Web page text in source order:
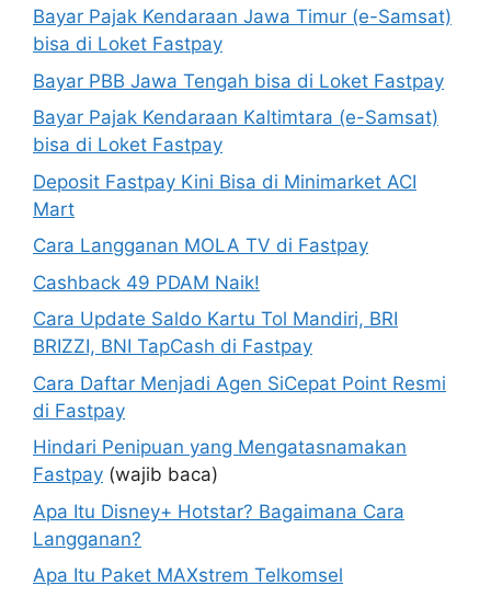
Bayar Pajak Kendaraan Jawa Timur (e-Samsat)
bisa di Loket Fastpay
Bayar PBB Jawa Tengah bisa di Loket Fastpay
Bayar Pajak Kendaraan Kaltimtara (e-Samsat)
bisa di Loket Fastpay
Deposit Fastpay Kini Bisa di Minimarket ACI
Mart
Cara Langganan MOLA TV di Fastpay
Cashback 49 PDAM Naik!
Cara Update Saldo Kartu Tol Mandiri, BRI
BRIZZI, BNI TapCash di Fastpay
Cara Daftar Menjadi Agen SiCepat Point Resmi
di Fastpay
Hindari Penipuan yang Mengatasnamakan
Fastpay (wajib baca)
Apa Itu Disney+ Hotstar? Bagaimana Cara
Langganan?
Apa Itu Paket MAXstrem Telkomsel